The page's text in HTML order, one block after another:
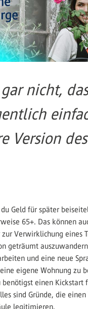
nicht,
Version
Geld für später
65+. Das können
Verwirklichung eines
geträumt
und eine neue
eigene Wohnung zu
benötigst einen Kickstart
sind Gründe, die
legitimieren.